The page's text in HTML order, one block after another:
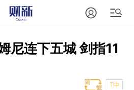
尼连下五城 剑指11
T中